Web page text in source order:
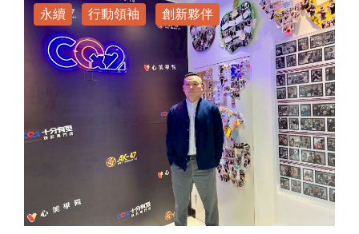
永續 行動領袖 創新夥伴